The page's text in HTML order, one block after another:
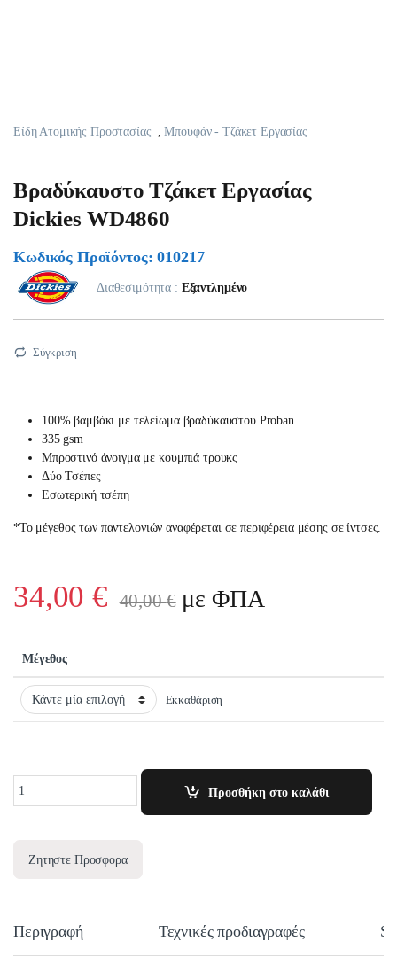
Είδη Ατομικής Προστασίας ,Μπουφάν - Τζάκετ Εργασίας
Βραδύκαυστο Τζάκετ Εργασίας
Dickies WD4860
Κωδικός Προϊόντος: 010217
Διαθεσιμότητα : Εξαντλημένο
Σύγκριση
100% βαμβάκι με τελείωμα βραδύκαυστου Proban
335 gsm
Μπροστινό άνοιγμα με κουμπιά τρουκς
Δύο Τσέπες
Εσωτερική τσέπη
*Το μέγεθος των παντελονιών αναφέρεται σε περιφέρεια μέσης σε ίντσες.
34,00€ 40,00€με ΦΠΑ
Μέγεθος
Εκκαθάριση
Προσθήκη στο καλάθι
Ζητηστε Προσφορα
Περιγραφή Τεχνικές προδιαγραφές